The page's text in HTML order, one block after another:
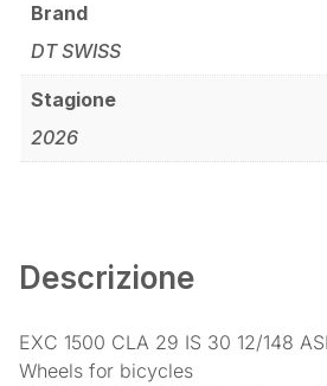
Brand
DT SWISS
Stagione
2026
Descrizione
EXC 1500 CLA 29 IS 30 12/148
Wheels for bicycles